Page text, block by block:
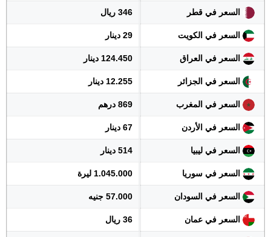
السعر في قطر 346 ريال
السعر في الكويت 29 دينار
السعر في العراق 124.450 دينار
السعر في الجزائر 12.255 دينار
السعر في المغرب 869 درهم
السعر في الأردن 67 دينار
السعر في ليبيا 514 دينار
السعر في سوريا 1.045.000 ليرة
السعر في السودان 57.000 جنيه
السعر في عمان 36 ريال